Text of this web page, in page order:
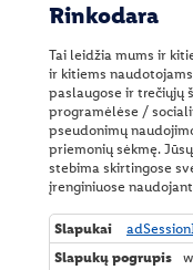
Rinkodara
Tai leidžia mums ir
ir kitiems
paslaugose ir trečiųjų
programėlėse /
pseudonimų
priemonių sėkmę.
stebima skirtingose
įrenginiuose
R
i
n